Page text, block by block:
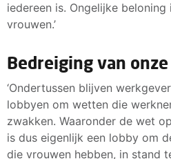
iedereen is. Ongelijke
vrouwen.’
Bedreiging van
‘Ondertussen blijven
lobbyen om wetten die
zwakken. Waaronder de wet
is dus eigenlijk een lobby om
die vrouwen hebben, in stand